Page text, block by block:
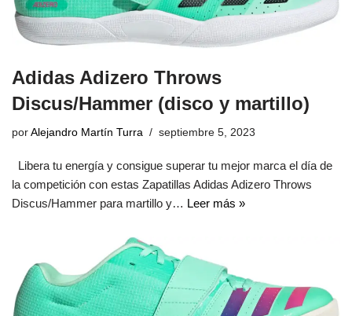
Adidas Adizero Throws
Discus/Hammer (disco y martillo)
por Alejandro Martín Turra septiembre 5, 2023
Libera tu energía y consigue superar tu mejor marca el día de
la competición con estas Zapatillas Adidas Adizero Throws
Discus/Hammer para martillo y… Leer más »